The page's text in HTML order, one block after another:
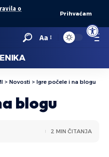
Open
o
Prihvaćam
Aa
> Novosti > Igre počele i na blogu
blogu
2 MIN ČITANJA